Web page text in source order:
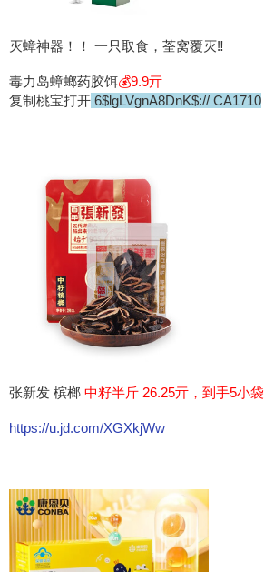
灭蟑神器！！ 一只取食，荃窝覆灭‼
毒力岛蟑螂药胶饵💰9.9亓
复制桃宝打开 6$lgLVgnA8DnK$:// CA1710
张新发 槟榔 中籽半斤 26.25亓，到手5小袋
https://u.jd.com/XGXkjWw